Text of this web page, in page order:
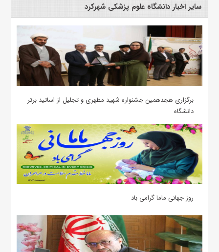
سایر اخبار دانشگاه علوم پزشکی شهرکرد
برگزاری هجدهمین جشنواره شهید مطهری و تجلیل از اساتید برتر
دانشگاه
روز جهانی ماما گرامی باد